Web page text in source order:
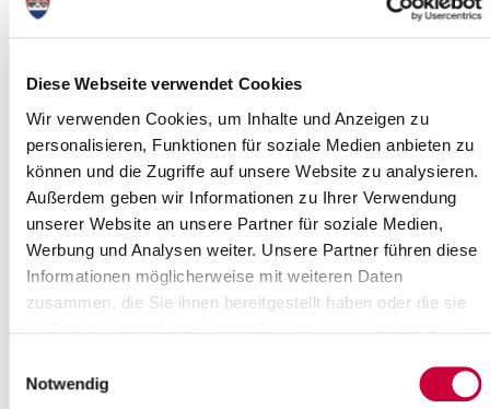
Diese Webseite verwendet Cookies
Wir verwenden Cookies, um Inhalte und Anzeigen zu
personalisieren, Funktionen für soziale Medien anbieten zu
können und die Zugriffe auf unsere Website zu analysieren.
Außerdem geben wir Informationen zu Ihrer Verwendung
unserer Website an unsere Partner für soziale Medien,
Werbung und Analysen weiter. Unsere Partner führen diese
Informationen möglicherweise mit weiteren Daten
zusammen, die Sie ihnen bereitgestellt haben oder die sie
Notwendig
Time:
Bornstücken 6 ,Oelixdorf
Category:
Veranstaltung , Gottesdienste
Long description
Gottesdienst zum 3.Advent mit Kirchencafé, Pastor Henke, Orgel:
Kirsten Ocker
Source
25524 Oelixdorf
+49 4821 92037